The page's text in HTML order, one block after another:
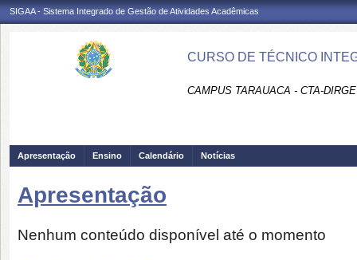
SIGAA - Sistema Integrado de Gestão de Atividades Acadêmicas
CURSO DE TÉCNICO
CAMPUS TARAUACA - CTA-DIRGE
Apresentação Ensino Calendário Notícias
Apresentação
Nenhum conteúdo disponível até o momento